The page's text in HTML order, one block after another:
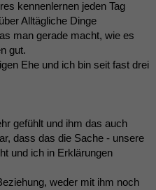
kennenlernen jeden Tag
Alltägliche Dinge
man gerade macht, wie es
gut.
Ehe und ich bin seit fast drei
gefühlt und ihm das auch
dass das die Sache - unsere
und ich in Erklärungen
weder mit ihm noch